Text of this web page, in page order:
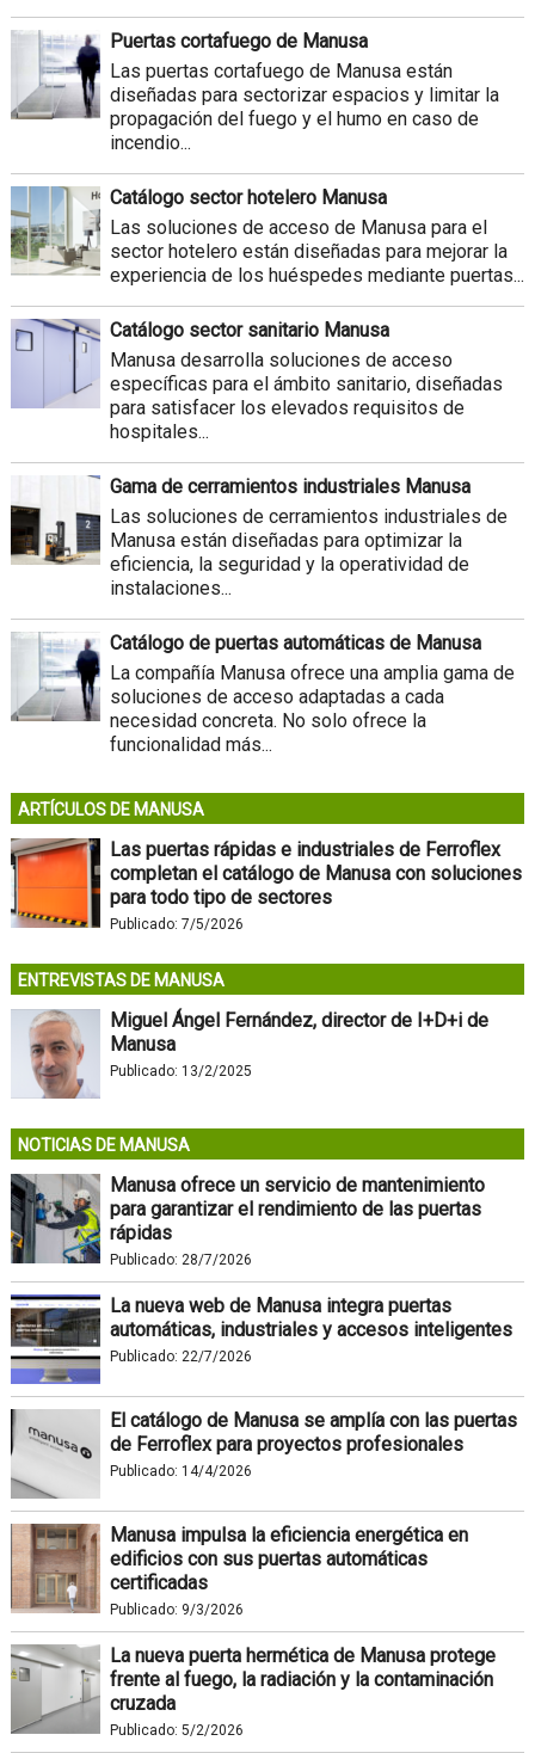
Puertas cortafuego de Manusa
Las puertas cortafuego de Manusa están
diseñadas para sectorizar espacios y limitar la
propagación del fuego y el humo en caso de
incendio...
Catálogo sector hotelero Manusa
Las soluciones de acceso de Manusa para el
sector hotelero están diseñadas para mejorar la
experiencia de los huéspedes mediante puertas...
Catálogo sector sanitario Manusa
Manusa desarrolla soluciones de acceso
específicas para el ámbito sanitario, diseñadas
para satisfacer los elevados requisitos de
hospitales...
Gama de cerramientos industriales Manusa
Las soluciones de cerramientos industriales de
Manusa están diseñadas para optimizar la
eficiencia, la seguridad y la operatividad de
instalaciones...
Catálogo de puertas automáticas de Manusa
La compañía Manusa ofrece una amplia gama de
soluciones de acceso adaptadas a cada
necesidad concreta. No solo ofrece la
funcionalidad más...
ARTÍCULOS DE MANUSA
Las puertas rápidas e industriales de Ferroflex
completan el catálogo de Manusa con soluciones
para todo tipo de sectores
Publicado: 7/5/2026
ENTREVISTAS DE MANUSA
Miguel Ángel Fernández, director de I+D+i de
Manusa
Publicado: 13/2/2025
NOTICIAS DE MANUSA
Manusa ofrece un servicio de mantenimiento
para garantizar el rendimiento de las puertas
rápidas
Publicado: 28/7/2026
La nueva web de Manusa integra puertas
automáticas, industriales y accesos inteligentes
Publicado: 22/7/2026
El catálogo de Manusa se amplía con las puertas
de Ferroflex para proyectos profesionales
Publicado: 14/4/2026
Manusa impulsa la eficiencia energética en
edificios con sus puertas automáticas
certificadas
Publicado: 9/3/2026
La nueva puerta hermética de Manusa protege
frente al fuego, la radiación y la contaminación
cruzada
Publicado: 5/2/2026